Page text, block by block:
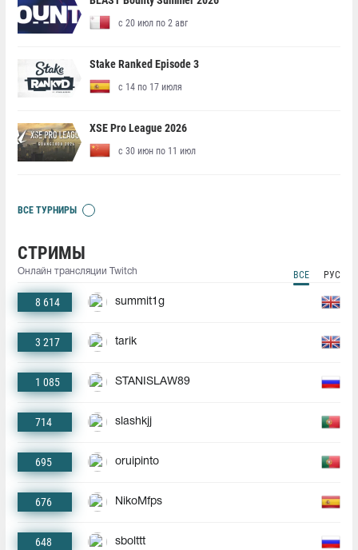
с 20 июл по 2 авг
Stake Ranked Episode 3
с 14 по 17 июля
XSE Pro League 2026
с 30 июн по 11 июл
ВСЕ ТУРНИРЫ
СТРИМЫ
Онлайн трансляции Twitch ВСЕ РУС
8 614 summit1g
3 217 tarik
1 085 STANISLAW89
714 slashkjj
695 oruipinto
676 NikoMfps
648 sbolttt